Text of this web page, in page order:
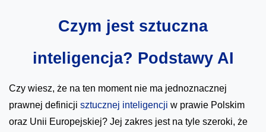
Czym jest sztuczna
inteligencja? Podstawy AI
Czy wiesz, że na ten moment nie ma jednoznacznej
prawnej definicji sztucznej inteligencji w prawie Polskim
oraz Unii Europejskiej? Jej zakres jest na tyle szeroki, że